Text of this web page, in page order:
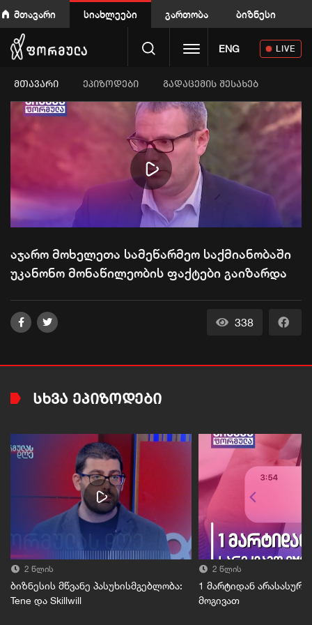
მთავარი სიახლეები გართობა ბიზნესი
Toggle navigation
ENG LIVE
ᲛᲗᲐᲕᲐᲠᲘ ეპიზოდები გადაცემის შესახებ
Play
Video
აჯარო მოხელეთა სამეწარმეო საქმიანობაში
უკანონო მონაწილეობის ფაქტები გაიზარდა
338
ᲡᲮᲕᲐ ᲔᲞᲘᲖᲝᲓᲔᲑᲘ
2 წლის
ბიზნესის მწვანე პასუხისმგებლობა:
Tene და Skillwill
2 წლის
1 მარტიდან
მოგივათ